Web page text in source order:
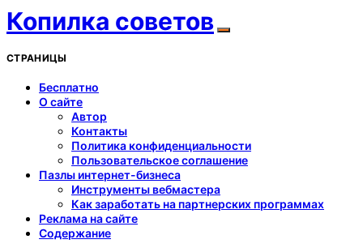
Копилка советов
СТРАНИЦЫ
Бесплатно
О сайте
Автор
Контакты
Политика конфиденциальности
Пользовательское соглашение
Пазлы интернет-бизнеса
Инструменты вебмастера
Как заработать на партнерских программах
Реклама на сайте
Содержание